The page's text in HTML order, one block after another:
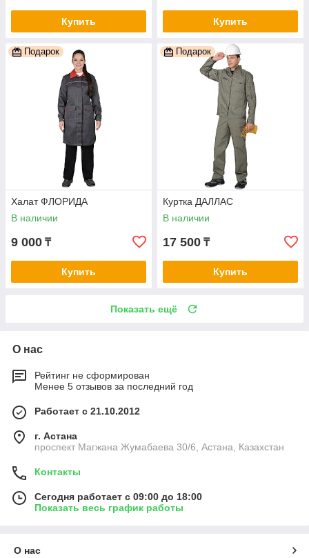
Купить Купить
Подарок
Халат ФЛОРИДА
В наличии
9 000 ₸
Купить
Подарок
Куртка ДАЛЛАС
В наличии
17 500 ₸
Купить
Показать ещё
О нас
Рейтинг не сформирован
Менее 5 отзывов за последний год
Работает с 21.10.2012
г. Астана
проспект Магжана Жумабаева 30/6, Астана, Казахстан
Контакты
Сегодня работает с 09:00 до 18:00
Показать весь график работы
О нас